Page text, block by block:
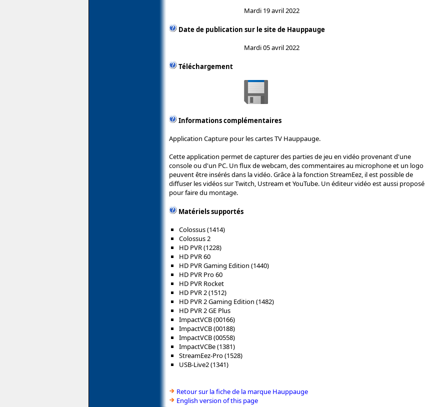
Mardi 19 avril 2022
Date de publication sur le site de Hauppauge
Mardi 05 avril 2022
Téléchargement
Informations complémentaires
Application Capture pour les cartes TV Hauppauge.
Cette application permet de capturer des parties de jeu en vidéo provenant d'une
console ou d'un PC. Un flux de webcam, des commentaires au microphone et un logo
peuvent être insérés dans la vidéo. Grâce à la fonction StreamEez, il est possible de
diffuser les vidéos sur Twitch, Ustream et YouTube. Un éditeur vidéo est aussi proposé
pour faire du montage.
Matériels supportés
Colossus (1414)
Colossus 2
HD PVR (1228)
HD PVR 60
HD PVR Gaming Edition (1440)
HD PVR Pro 60
HD PVR Rocket
HD PVR 2 (1512)
HD PVR 2 Gaming Edition (1482)
HD PVR 2 GE Plus
ImpactVCB (00166)
ImpactVCB (00188)
ImpactVCB (00558)
ImpactVCBe (1381)
StreamEez-Pro (1528)
USB-Live2 (1341)
Retour sur la fiche de la marque Hauppauge
English version of this page